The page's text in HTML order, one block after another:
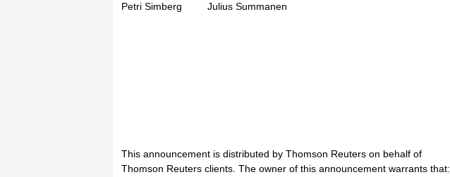
Petri Simberg Julius Summanen
This announcement is distributed by Thomson Reuters on behalf of
Thomson Reuters clients. The owner of this announcement warrants that: